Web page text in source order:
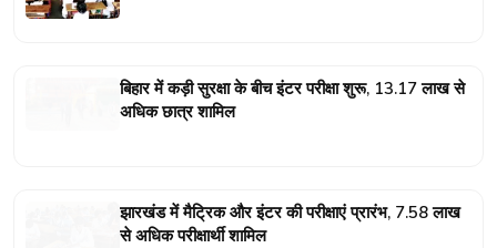
बिहार में कड़ी सुरक्षा के बीच इंटर परीक्षा शुरू, 13.17 लाख से
अधिक छात्र शामिल
झारखंड में मैट्रिक और इंटर की परीक्षाएं प्रारंभ, 7.58 लाख
से अधिक परीक्षार्थी शामिल